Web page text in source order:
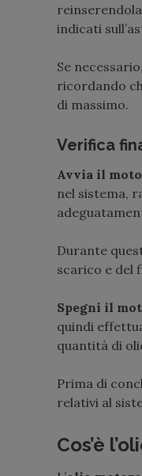
indicati
Se necessario,
ricordando
di massimo.
Verifica
Avvia il
nel sistema,
Durante
scarico e del
Spegni il
quindi
quantità di
Prima di
relativi al
Cos’è